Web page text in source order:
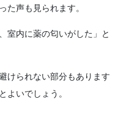
た声も見られます。
室内に薬の匂いがした」と
けられない部分もあります
いでしょう。